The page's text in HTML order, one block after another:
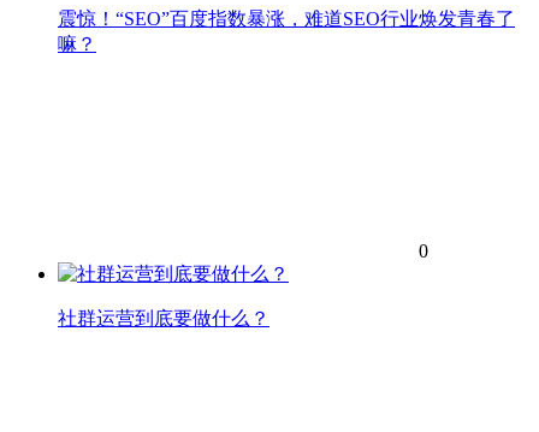
震惊！“SEO”百度指数暴涨，难道SEO行业焕发青春了
嘛？
0
社群运营到底要做什么？